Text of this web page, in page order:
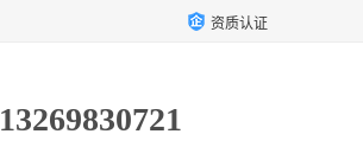
资质认证
13269830721